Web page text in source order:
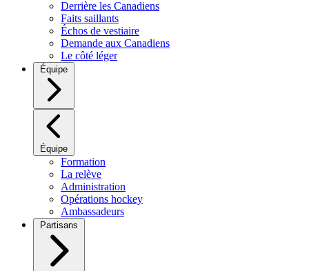
Derrière les Canadiens
Faits saillants
Échos de vestiaire
Demande aux Canadiens
Le côté léger
Équipe
Équipe
Formation
La relève
Administration
Opérations hockey
Ambassadeurs
Partisans